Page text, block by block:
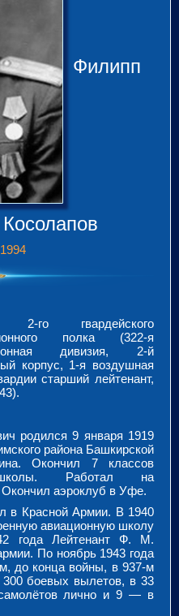
Филипп
2-го гвардейского
полка (322-я
дивизия, 2-й
корпус, 1-я воздушная
старший лейтенант,
родился 9 января 1919
района Башкирской
Окончил 7 классов
Работал на
Окончил аэроклуб в Уфе.
в Красной Армии. В 1940
авиационную школу
года Лейтенант Ф. М.
По ноябрь 1943 года
до конца войны, в 937-м
боевых вылетов, в 33
лично и 9 — в